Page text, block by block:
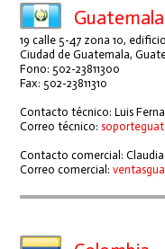
Guatemala
19 calle 5-47 zona 10,
Ciudad de Guatemala,
Fono: 502-23811300
Fax: 502-23811310
Contacto técnico: Luis
Correo técnico:
Contacto comercial:
Correo comercial: